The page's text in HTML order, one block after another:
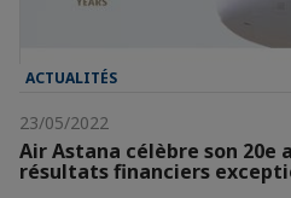
ACTUALITÉS
23/05/2022
Air Astana célèbre son 20e
résultats financiers